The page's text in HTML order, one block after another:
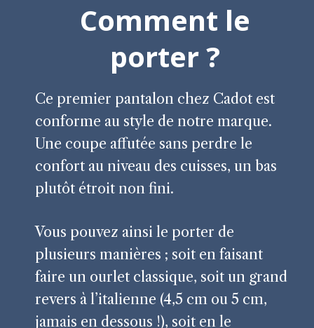
Comment le
porter ?
Ce premier pantalon chez Cadot est
conforme au style de notre marque.
Une coupe affutée sans perdre le
confort au niveau des cuisses, un bas
plutôt étroit non fini.
Vous pouvez ainsi le porter de
plusieurs manières ; soit en faisant
faire un ourlet classique, soit un grand
revers à l’italienne (4,5 cm ou 5 cm,
jamais en dessous !), soit en le